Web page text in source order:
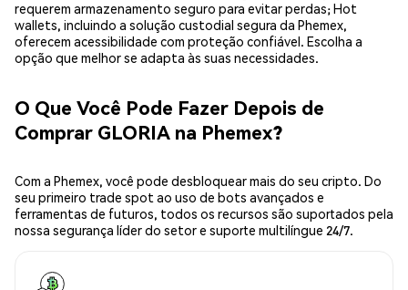
requerem armazenamento seguro para evitar perdas; Hot
wallets, incluindo a solução custodial segura da Phemex,
oferecem acessibilidade com proteção confiável. Escolha a
opção que melhor se adapta às suas necessidades.
O Que Você Pode Fazer Depois de
Comprar GLORIA na Phemex?
Com a Phemex, você pode desbloquear mais do seu cripto. Do
seu primeiro trade spot ao uso de bots avançados e
ferramentas de futuros, todos os recursos são suportados pela
nossa segurança líder do setor e suporte multilíngue 24/7.